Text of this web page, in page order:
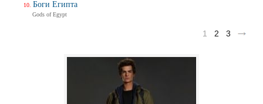
1 2 3
Боги Египта
Gods of Egypt